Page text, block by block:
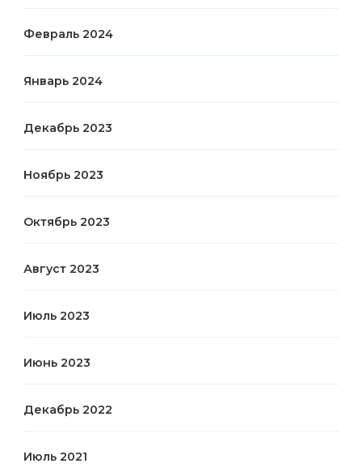
Февраль 2024
Январь 2024
Декабрь 2023
Ноябрь 2023
Октябрь 2023
Август 2023
Июль 2023
Июнь 2023
Декабрь 2022
Июль 2021